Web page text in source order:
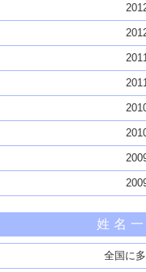
姓名
全国に